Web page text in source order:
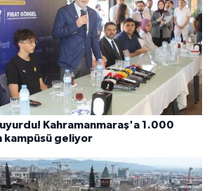
Kahramanmaraş'a 1.000
geliyor